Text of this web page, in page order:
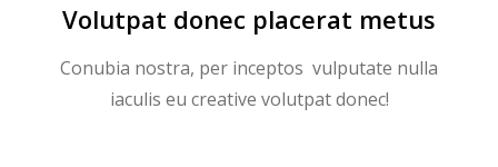
Volutpat donec placerat metus
Conubia nostra, per inceptos vulputate nulla
iaculis eu creative volutpat donec!